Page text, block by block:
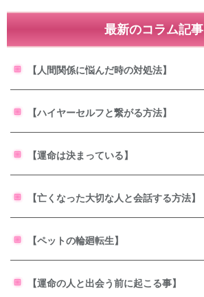
最新のコラム記事
【人間関係に悩んだ時の対処法】
【ハイヤーセルフと繋がる方法】
【運命は決まっている】
【亡くなった大切な人と会話する方法】
【ペットの輪廻転生】
【運命の人と出会う前に起こる事】